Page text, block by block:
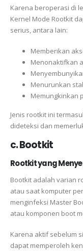
Karena beroperasi di
Kernel Mode Rootkit
serius, antara lain:
Memberikan
Menonaktifkan
Menurunkan
Memungkinkan
Jenis rootkit ini
dideteksi dan
c. Bootkit
Rootkit yang
Bootkit adalah varian
atau saat komputer
menginfeksi Master
atau komponen boot
Karena aktif sebelum
dapat memperoleh